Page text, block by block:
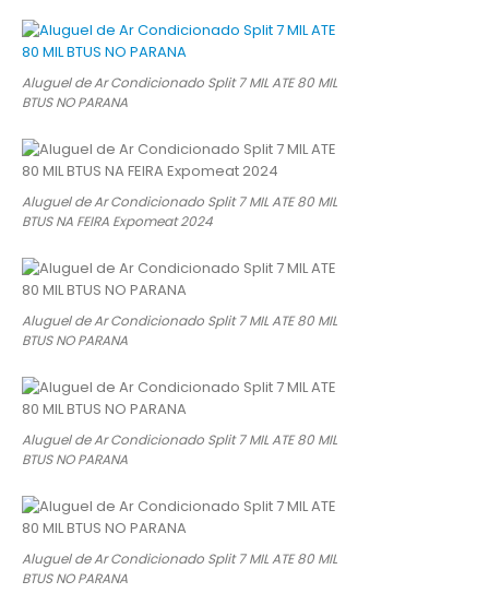
Aluguel de Ar Condicionado Split 7 MIL ATE 80 MIL
BTUS NO PARANA
Aluguel de Ar Condicionado Split 7 MIL ATE 80 MIL
BTUS NA FEIRA Expomeat 2024
Aluguel de Ar Condicionado Split 7 MIL ATE 80 MIL
BTUS NO PARANA
Aluguel de Ar Condicionado Split 7 MIL ATE 80 MIL
BTUS NO PARANA
Aluguel de Ar Condicionado Split 7 MIL ATE 80 MIL
BTUS NO PARANA